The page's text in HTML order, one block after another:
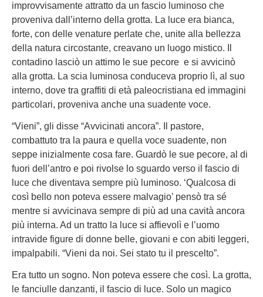
improvvisamente attratto da un fascio luminoso che
proveniva dall’interno della grotta. La luce era bianca,
forte, con delle venature perlate che, unite alla bellezza
della natura circostante, creavano un luogo mistico. Il
contadino lasciò un attimo le sue pecore e si avvicinò
alla grotta. La scia luminosa conduceva proprio lì, al suo
interno, dove tra graffiti di età paleocristiana ed immagini
particolari, proveniva anche una suadente voce.
“Vieni”, gli disse “Avvicinati ancora”. Il pastore,
combattuto tra la paura e quella voce suadente, non
seppe inizialmente cosa fare. Guardò le sue pecore, al di
fuori dell’antro e poi rivolse lo sguardo verso il fascio di
luce che diventava sempre più luminoso. ‘Qualcosa di
così bello non poteva essere malvagio’ pensò tra sé
mentre si avvicinava sempre di più ad una cavità ancora
più interna. Ad un tratto la luce si affievolì e l’uomo
intravide figure di donne belle, giovani e con abiti leggeri,
impalpabili. “Vieni da noi. Sei stato tu il prescelto”.
Era tutto un sogno. Non poteva essere che così. La grotta,
le fanciulle danzanti, il fascio di luce. Solo un magico